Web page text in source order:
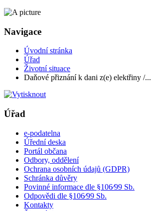
Navigace
Úvodní stránka
Úřad
Životní situace
Daňové přiznání k dani z(e) elektřiny /...
Úřad
e-podatelna
Úřední deska
Portál občana
Odbory, oddělení
Ochrana osobních údajů (GDPR)
Schránka důvěry
Povinné informace dle §106⁄99 Sb.
Odpovědi dle §106⁄99 Sb.
Kontakty